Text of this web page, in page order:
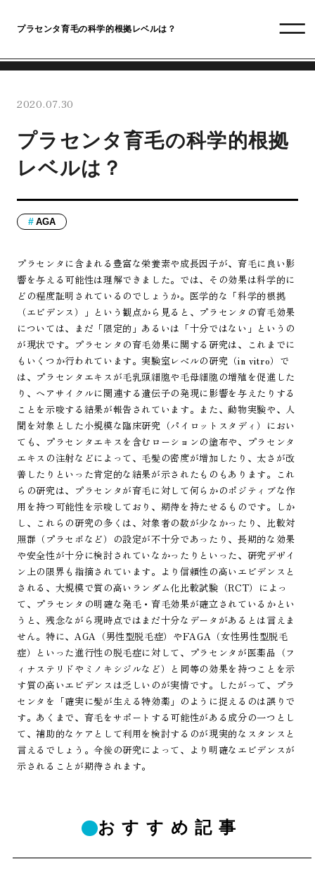
プラセンタ育毛の科学的根拠レベルは？
2020.07.30
プラセンタ育毛の科学的根拠
レベルは？
AGA
プラセンタに含まれる豊富な栄養素や成長因子が、育毛に良い影
響を与える可能性は理解できました。では、その効果は科学的に
どの程度証明されているのでしょうか。医学的な「科学的根拠
（エビデンス）」という観点から見ると、プラセンタの育毛効果
については、まだ「限定的」あるいは「十分ではない」というの
が現状です。プラセンタの育毛効果に関する研究は、これまでに
もいくつか行われています。実験室レベルの研究（in vitro）で
は、プラセンタエキスが毛乳頭細胞や毛母細胞の増殖を促進した
り、ヘアサイクルに関連する遺伝子の発現に影響を与えたりする
ことを示唆する結果が報告されています。また、動物実験や、人
間を対象とした小規模な臨床研究（パイロットスタディ）におい
ても、プラセンタエキスを含むローションの塗布や、プラセンタ
エキスの注射などによって、毛髪の密度が増加したり、太さが改
善したりといった肯定的な結果が示されたものもあります。これ
らの研究は、プラセンタが育毛に対して何らかのポジティブな作
用を持つ可能性を示唆しており、期待を持たせるものです。しか
し、これらの研究の多くは、対象者の数が少なかったり、比較対
照群（プラセボなど）の設定が不十分であったり、長期的な効果
や安全性が十分に検討されていなかったりといった、研究デザイ
ン上の限界も指摘されています。より信頼性の高いエビデンスと
される、大規模で質の高いランダム化比較試験（RCT）によっ
て、プラセンタの明確な発毛・育毛効果が確立されているかとい
うと、残念ながら現時点ではまだ十分なデータがあるとは言えま
せん。特に、AGA（男性型脱毛症）やFAGA（女性男性型脱毛
症）といった進行性の脱毛症に対して、プラセンタが医薬品（フ
ィナステリドやミノキシジルなど）と同等の効果を持つことを示
す質の高いエビデンスは乏しいのが実情です。したがって、プラ
センタを「確実に髪が生える特効薬」のように捉えるのは誤りで
す。あくまで、育毛をサポートする可能性がある成分の一つとし
て、補助的なケアとして利用を検討するのが現実的なスタンスと
言えるでしょう。今後の研究によって、より明確なエビデンスが
示されることが期待されます。
おすすめ記事